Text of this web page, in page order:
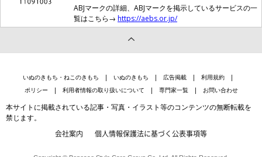
ABJマークの詳細、ABJマークを掲示しているサービスの一
覧はこちら→ https://aebs.or.jp/
いぬのきもち・ねこのきもち いぬのきもち 広告掲載
利用規約
ポリシー
利用者情報の取り扱いについて 専門家一覧 お問い合わせ
本サイトに掲載されている記事・写真・イラスト等のコンテンツの無断転載を
禁じます。
会社案内 個人情報保護法に基づく公表事項等